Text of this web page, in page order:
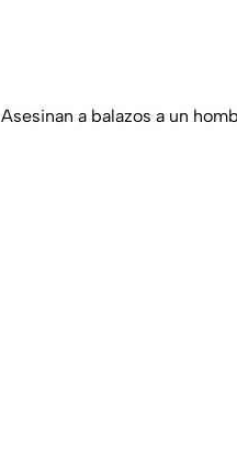
Asesinan a balazos a un